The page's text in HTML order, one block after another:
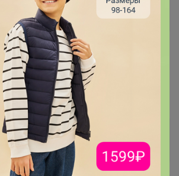
912.6K 83.9K 7 100%
и Сауна. Подарочные наборы!